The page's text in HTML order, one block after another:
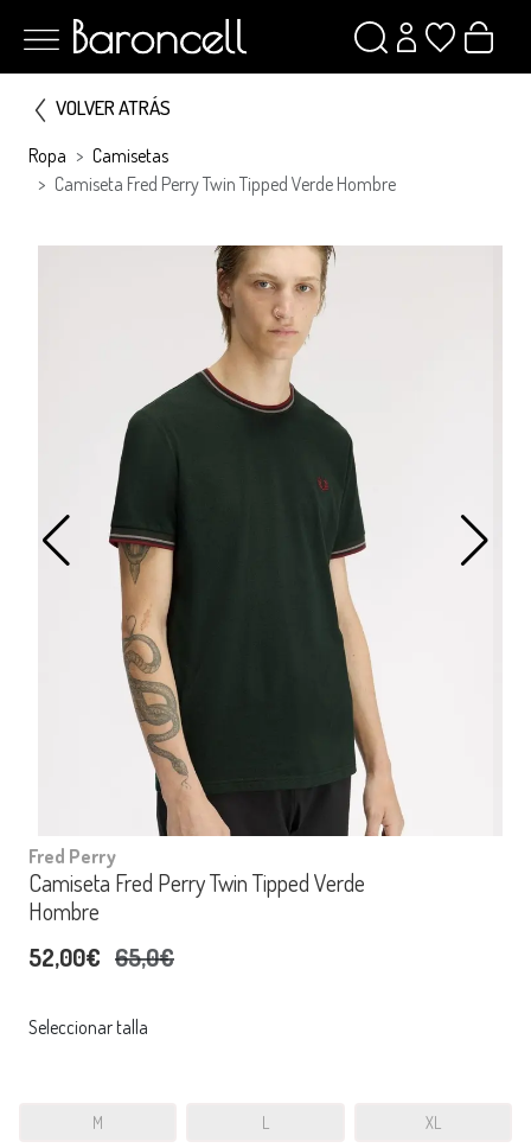
VOLVER ATRÁS
Ropa
Camisetas
Camiseta Fred Perry Twin Tipped Verde Hombre
Fred Perry
Camiseta Fred Perry Twin Tipped Verde
Hombre
52,00€ 65,0€
Seleccionar talla
M L XL